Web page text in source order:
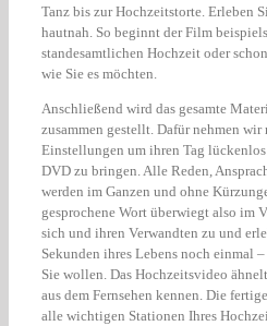
Tanz bis zur Hochzeitstorte. Erleben
hautnah. So beginnt der Film
standesamtlichen Hochzeit oder
wie Sie es möchten.
Anschließend wird das gesamte
zusammen gestellt. Dafür nehmen wir
Einstellungen um ihren Tag
DVD zu bringen. Alle Reden,
werden im Ganzen und ohne
gesprochene Wort überwiegt also im
sich und ihren Verwandten zu und
Sekunden ihres Lebens noch einmal
Sie wollen. Das Hochzeitsvideo
aus dem Fernsehen kennen. Die
alle wichtigen Stationen Ihres